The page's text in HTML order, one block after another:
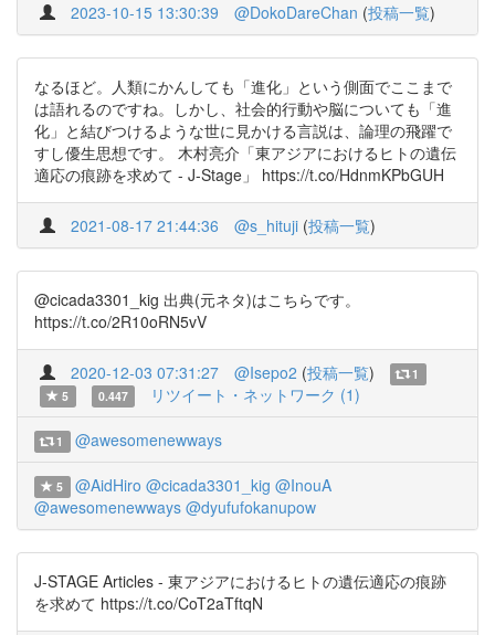
2023-10-15 13:30:39 @DokoDareChan (投稿一覧)
なるほど。人類にかんしても「進化」という側面でここまで
は語れるのですね。しかし、社会的行動や脳についても「進
化」と結びつけるような世に見かける言説は、論理の飛躍で
すし優生思想です。 木村亮介「東アジアにおけるヒトの遺伝
適応の痕跡を求めて - J-Stage」 https://t.co/HdnmKPbGUH
2021-08-17 21:44:36 @s_hituji (投稿一覧)
@cicada3301_kig 出典(元ネタ)はこちらです。
https://t.co/2R10oRN5vV
2020-12-03 07:31:27 @Isepo2 (投稿一覧)
1
5
0.447 リツイート・ネットワーク (1)
1 @awesomenewways
5 @AidHiro @cicada3301_kig @InouA
@awesomenewways @dyufufokanupow
J-STAGE Articles - 東アジアにおけるヒトの遺伝適応の痕跡
を求めて https://t.co/CoT2aTftqN